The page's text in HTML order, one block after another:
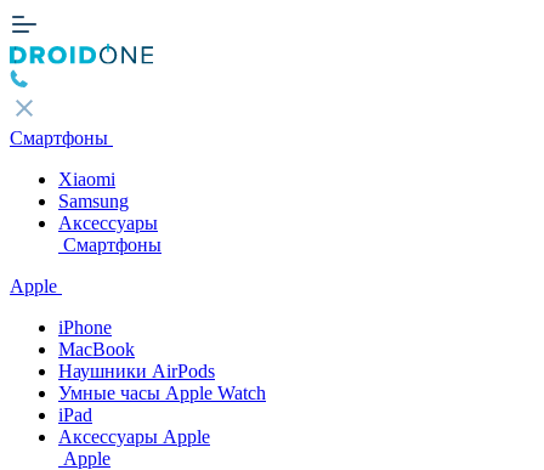
Смартфоны
Xiaomi
Samsung
Аксессуары
Смартфоны
Apple
iPhone
MacBook
Наушники AirPods
Умные часы Apple Watch
iPad
Аксессуары Apple
Apple